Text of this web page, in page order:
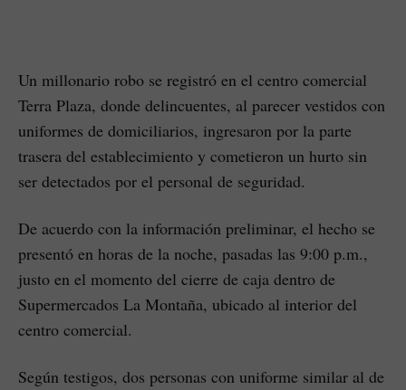
Un millonario robo se registró en el centro comercial
Terra Plaza, donde delincuentes, al parecer vestidos con
uniformes de domiciliarios, ingresaron por la parte
trasera del establecimiento y cometieron un hurto sin
ser detectados por el personal de seguridad.
De acuerdo con la información preliminar, el hecho se
presentó en horas de la noche, pasadas las 9:00 p.m.,
justo en el momento del cierre de caja dentro de
Supermercados La Montaña, ubicado al interior del
centro comercial.
Según testigos, dos personas con uniforme similar al de